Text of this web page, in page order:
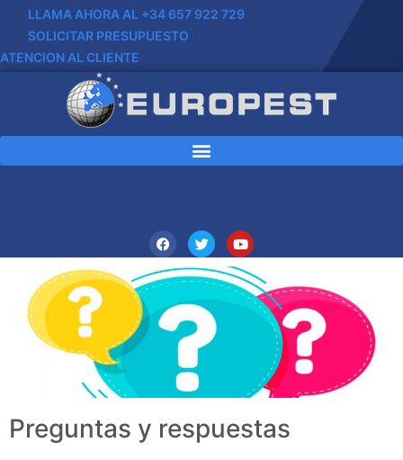
LLAMA AHORA AL +34 657 922 729
SOLICITAR PRESUPUESTO
ATENCION AL CLIENTE
Preguntas y respuestas